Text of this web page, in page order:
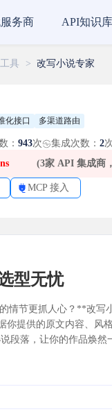
具 > 改写小说专家
化接口 多渠道路由
： 943次 集成次数： 2
(3家 API 集成商
MCP 接入
型无忧
情节更抓人心？**改
你提供的原文内容、风
段落，让你的作品焕然
务商 API知识库